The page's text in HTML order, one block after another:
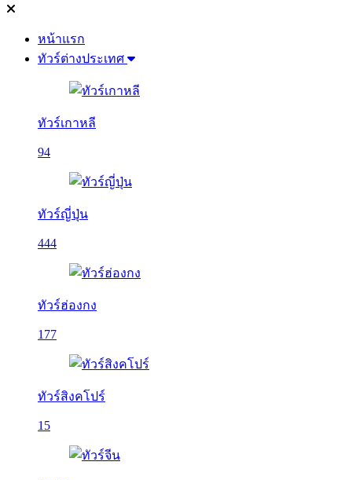
หน้าแรก
ทัวร์ต่างประเทศ
ทัวร์เกาหลี
94
ทัวร์ญี่ปุ่น
444
ทัวร์ฮ่องกง
177
ทัวร์สิงคโปร์
15